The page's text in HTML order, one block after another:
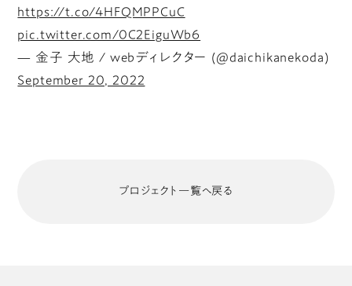
https://t.co/4HFQMPPCuC
pic.twitter.com/0C2EiguWb6
— 金子 大地 / webディレクター (@daichikanekoda)
September 20, 2022
プロジェクト一覧へ戻る